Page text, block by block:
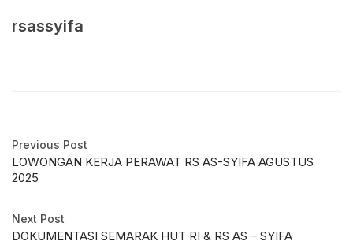
rsassyifa
Previous Post
LOWONGAN KERJA PERAWAT RS AS-SYIFA AGUSTUS
2025
Next Post
DOKUMENTASI SEMARAK HUT RI & RS AS – SYIFA